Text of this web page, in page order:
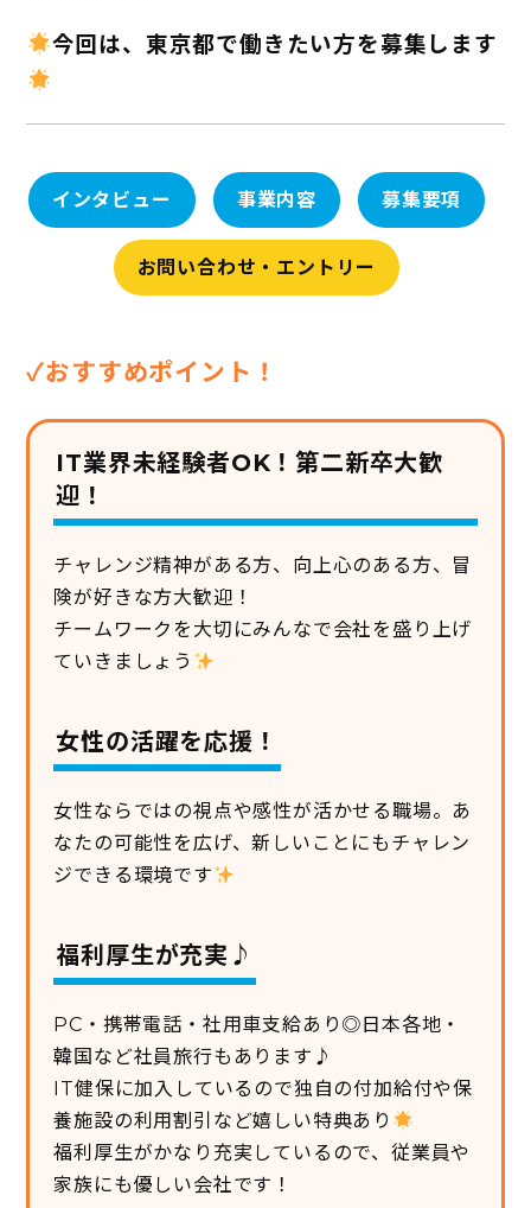
今回は、東京都で働きたい方を募集します
インタビュー 事業内容 募集要項
お問い合わせ・エントリー
✓おすすめポイント！
IT業界未経験者OK！第二新卒大歓
迎！
チャレンジ精神がある方、向上心のある方、冒
険が好きな方大歓迎！
チームワークを大切にみんなで会社を盛り上げ
ていきましょう
女性の活躍を応援！
女性ならではの視点や感性が活かせる職場。あ
なたの可能性を広げ、新しいことにもチャレン
ジできる環境です
福利厚生が充実♪
PC・携帯電話・社用車支給あり◎日本各地・
韓国など社員旅行もあります♪
IT健保に加入しているので独自の付加給付や保
養施設の利用割引など嬉しい特典あり
福利厚生がかなり充実しているので、従業員や
家族にも優しい会社です！